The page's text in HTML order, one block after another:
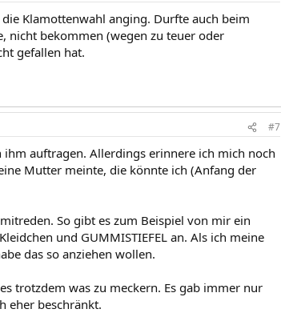
Klamottenwahl anging. Durfte auch beim
nicht bekommen (wegen zu teuer oder
gefallen hat.
#7
auftragen. Allerdings erinnere ich mich noch
Mutter meinte, die könnte ich (Anfang der
So gibt es zum Beispiel von mir ein
und GUMMISTIEFEL an. Als ich meine
das so anziehen wollen.
trotzdem was zu meckern. Es gab immer nur
eher beschränkt.